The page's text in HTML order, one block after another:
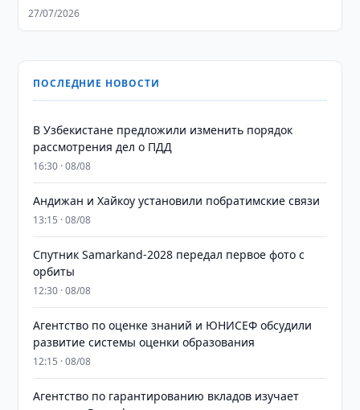
27/07/2026
ПОСЛЕДНИЕ НОВОСТИ
В Узбекистане предложили изменить порядок
рассмотрения дел о ПДД
16:30 · 08/08
Андижан и Хайкоу установили побратимские связи
13:15 · 08/08
Спутник Samarkand-2028 передал первое фото с
орбиты
12:30 · 08/08
Агентство по оценке знаний и ЮНИСЕФ обсудили
развитие системы оценки образования
12:15 · 08/08
Агентство по гарантированию вкладов изучает